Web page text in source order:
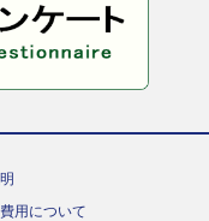
用について